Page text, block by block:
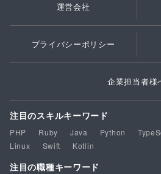
運営会社
プライバシーポリシー
企業担当者様
注目のスキルキーワード
PHP Ruby Java Python
Linux
Swift Kotlin
注目の職種キーワード